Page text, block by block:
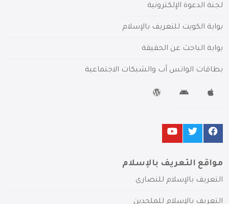
لجنة الدعوة الإلكترونية
بوابة الكويت للتعريف بالإسلام
بوابة الباحث عن الحقيقة
بطاقات الواتس آب والشبكات الاجتماعية
مواقع التعريف بالإسلام
التعريف بالإسلام للنصارى
التعريف بالإسلام للملحدين